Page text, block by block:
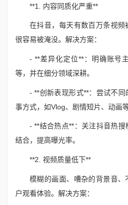
**1. 内容同质化严重**
在抖音，每天有数百万条视频
很容易被淹没。解决方案：
- **差异化定位**：明确账号
等，并在细分领域深耕。
- **创新表现形式**：尝试不
事方式，如Vlog、剧情短片、动画等
- **结合热点**：关注抖音热
结合，提高曝光率。
**2. 视频质量低下**
模糊的画面、嘈杂的背景音、
户观看体验。解决方案：